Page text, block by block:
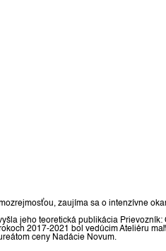
zaujíma sa o intenzívne
jeho teoretická publikácia
2017-2021 bol vedúcim Ateliéru
ceny Nadácie Novum.